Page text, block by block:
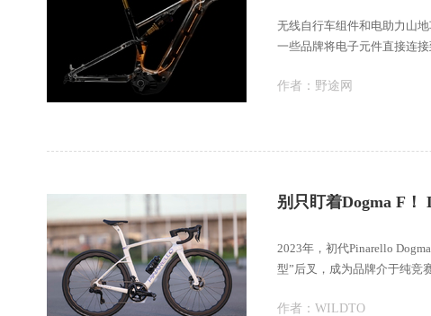
无线自行车组件和电助力山
一些品牌将电子元件直接连
作者： 野途网
别只盯着Dogma F！
2023年，初代Pinarello
型”后叉，成为品牌介于纯竞
作者： WILDTO